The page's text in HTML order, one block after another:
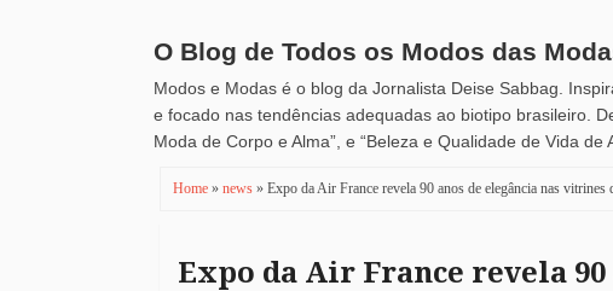
O Blog de Todos os Modos das
Modos e Modas é o blog da Jornalista Deise Sabbag.
e focado nas tendências adequadas ao biotipo brasileiro.
Moda de Corpo e Alma”, e “Beleza e Qualidade de Vida
Home » news » Expo da Air France revela 90 anos de elegância nas vitrines
Expo da Air France revela 90